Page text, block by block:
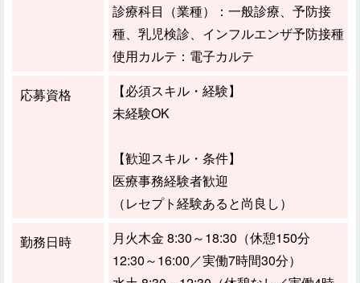
診療科目（業種）：一般診療、予防接
種、乳児検診、インフルエンザ予防接種
使用カルテ：電子カルテ
応募資格
【必須スキル・経験】
未経験OK
【歓迎スキル・条件】
医療事務経験者歓迎
（レセプト経験あると尚良し）
勤務日時
月火木金 8:30～18:30（休憩150分
12:30～16:00／実働7時間30分）